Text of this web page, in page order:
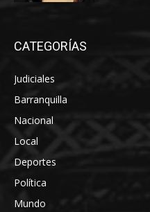
CATEGORÍAS
Judiciales
Barranquilla
Nacional
Local
Deportes
Política
Mundo